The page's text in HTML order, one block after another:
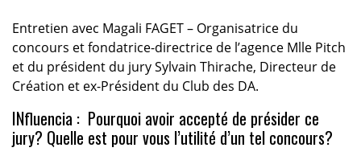
Entretien avec Magali FAGET – Organisatrice du
concours et fondatrice-directrice de l’agence Mlle Pitch
et du président du jury Sylvain Thirache, Directeur de
Création et ex-Président du Club des DA.
INfluencia : Pourquoi avoir accepté de présider ce
jury? Quelle est pour vous l’utilité d’un tel concours?